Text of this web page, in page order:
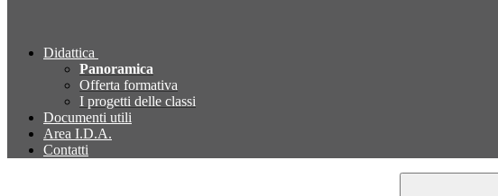
Didattica
Panoramica
Offerta formativa
I progetti delle classi
Documenti utili
Area I.D.A.
Contatti